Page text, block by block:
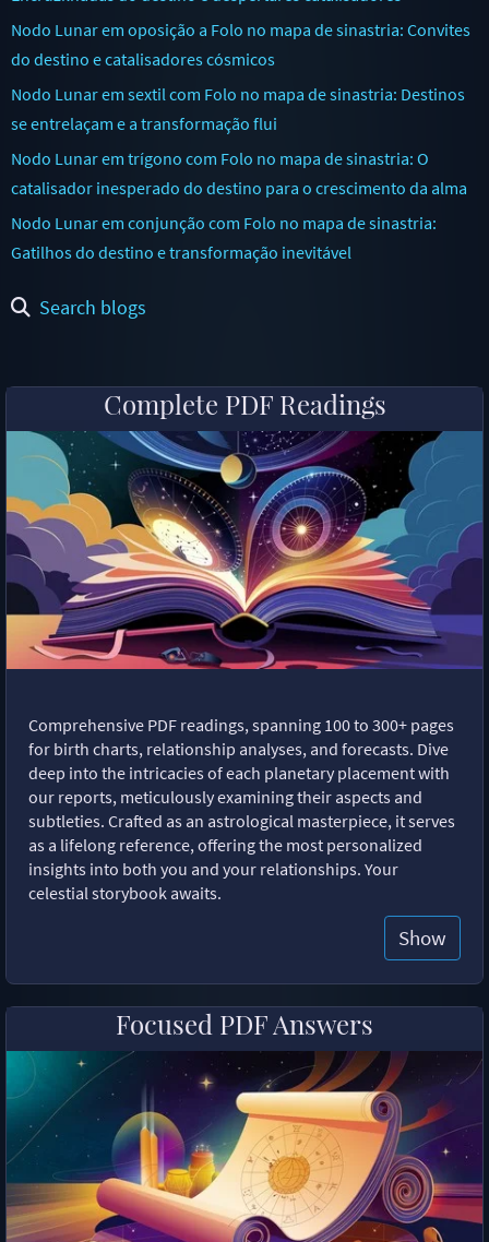
Nodo Lunar em oposição a Folo no mapa de sinastria: Convites
do destino e catalisadores cósmicos
Nodo Lunar em sextil com Folo no mapa de sinastria: Destinos
se entrelaçam e a transformação flui
Nodo Lunar em trígono com Folo no mapa de sinastria: O
catalisador inesperado do destino para o crescimento da alma
Nodo Lunar em conjunção com Folo no mapa de sinastria:
Gatilhos do destino e transformação inevitável
Search blogs
Complete PDF Readings
Comprehensive PDF readings, spanning 100 to 300+ pages
for birth charts, relationship analyses, and forecasts. Dive
deep into the intricacies of each planetary placement with
our reports, meticulously examining their aspects and
subtleties. Crafted as an astrological masterpiece, it serves
as a lifelong reference, offering the most personalized
insights into both you and your relationships. Your
celestial storybook awaits.
Show
Focused PDF Answers